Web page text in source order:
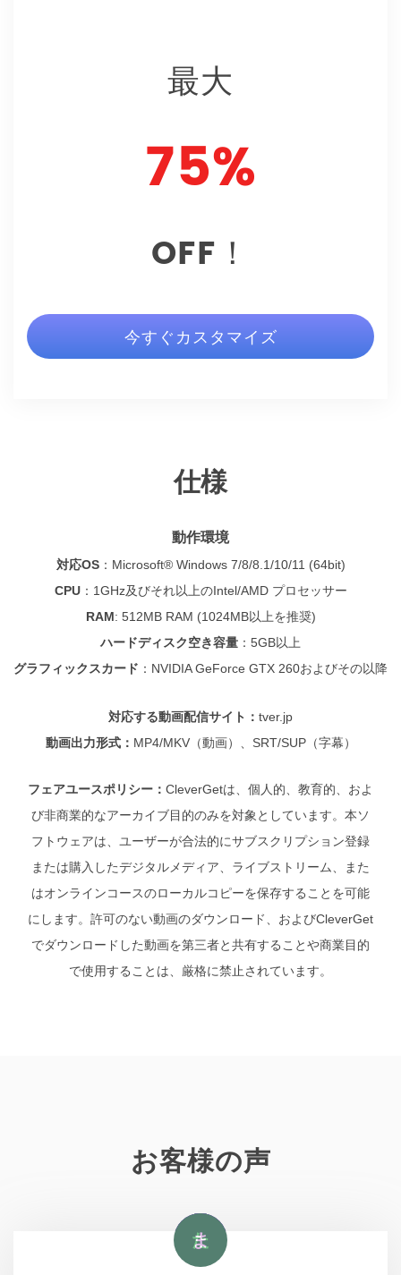
最大
75%
OFF！
今すぐカスタマイズ
仕様
動作環境
対応OS： Microsoft® Windows 7/8/8.1/10/11 (64bit)
CPU： 1GHz及びそれ以上のIntel/AMD プロセッサー
RAM: 512MB RAM (1024MB以上を推奨)
ハードディスク空き容量 ： 5GB以上
グラフィックスカード ：NVIDIA GeForce GTX 260およびその以降
対応する動画配信サイト： tver.jp
動画出力形式： MP4/MKV（動画）、SRT/SUP（字幕）
フェアユースポリシー： CleverGetは、個人的、教育的、およ
び非商業的なアーカイブ目的のみを対象としています。本ソ
フトウェアは、ユーザーが合法的にサブスクリプション登録
または購入したデジタルメディア、ライブストリーム、また
はオンラインコースのローカルコピーを保存することを可能
にします。許可のない動画のダウンロード、およびCleverGet
でダウンロードした動画を第三者と共有することや商業目的
で使用することは、厳格に禁止されています。
お客様の声
ケ
上
た
ま